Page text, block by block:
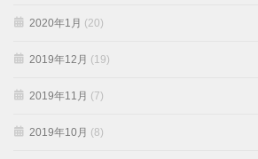
2020年1月 (20)
2019年12月 (19)
2019年11月 (7)
2019年10月 (8)